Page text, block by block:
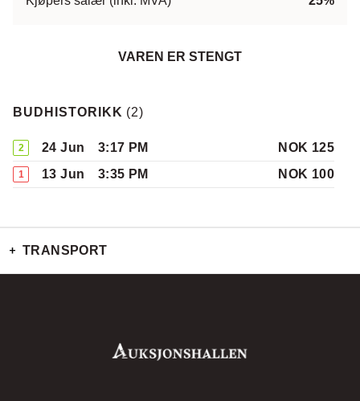
VAREN ER STENGT
BUDHISTORIKK (2)
2 24 Jun 3:17 PM NOK 125
1 13 Jun 3:35 PM NOK 100
TRANSPORT